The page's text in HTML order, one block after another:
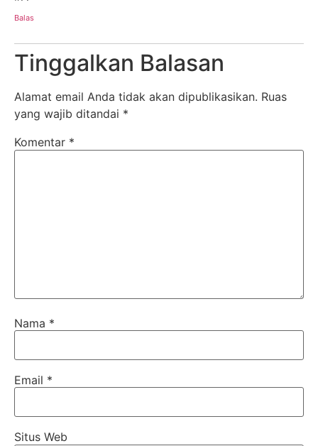
Balas
Tinggalkan Balasan
Alamat email Anda tidak akan dipublikasikan. Ruas
yang wajib ditandai *
Komentar *
Nama *
Email *
Situs Web